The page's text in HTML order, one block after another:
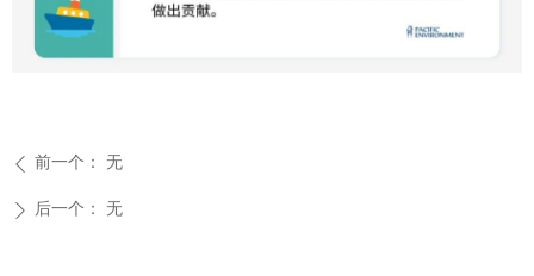
ꄴ 前一个： 无
ꄲ 后一个： 无